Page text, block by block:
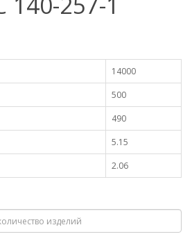
14000
500
490
5.15
2.06